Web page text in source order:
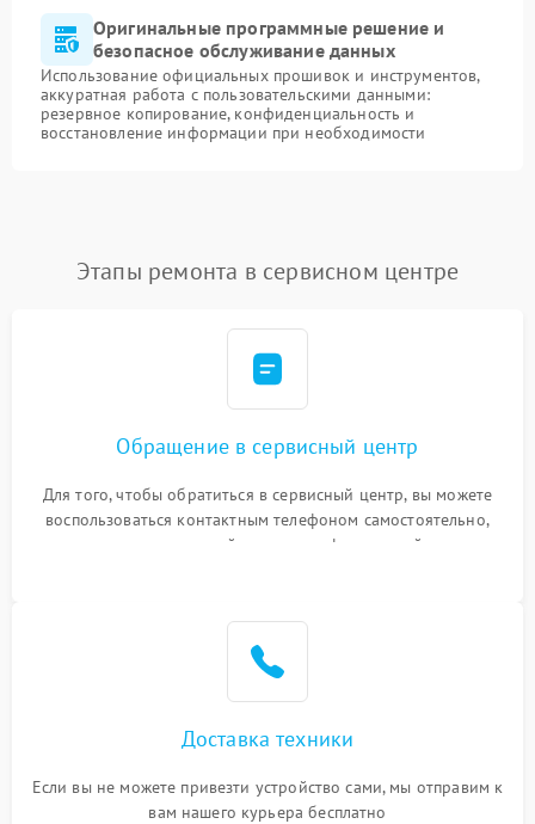
Оригинальные программные решение и
безопасное обслуживание данных
Использование официальных прошивок и инструментов,
аккуратная работа с пользовательскими данными:
резервное копирование, конфиденциальность и
восстановление информации при необходимости
Этапы ремонта в сервисном центре
Обращение в сервисный центр
Для того, чтобы обратиться в сервисный центр, вы можете
воспользоваться контактным телефоном самостоятельно,
или оставить свой номер телефона на сайте
Доставка техники
Если вы не можете привезти устройство сами, мы отправим к
вам нашего курьера бесплатно